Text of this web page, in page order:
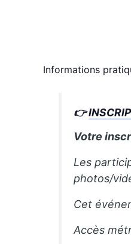
Informations
👉
Votre
Les
photos/
Cet
Accès